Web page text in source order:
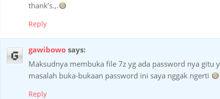
thank’s.,.
Reply
gawibowo says:
Maksudnya membuka file 7z yg ada password nya gitu
masalah buka-bukaan password ini saya nggak ngerti
Reply